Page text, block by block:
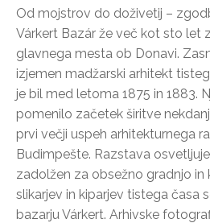
Od mojstrov do doživetij –
Várkert Bazár že več kot sto let
glavnega mesta ob Donavi.
izjemen madžarski arhitekt
je bil med letoma 1875 in 1883.
pomenilo začetek širitve
prvi večji uspeh arhitekturnega
Budimpešte. Razstava
zadolžen za obsežno gradnjo in
slikarjev in kiparjev tistega časa
bazarju Várkert. Arhivske